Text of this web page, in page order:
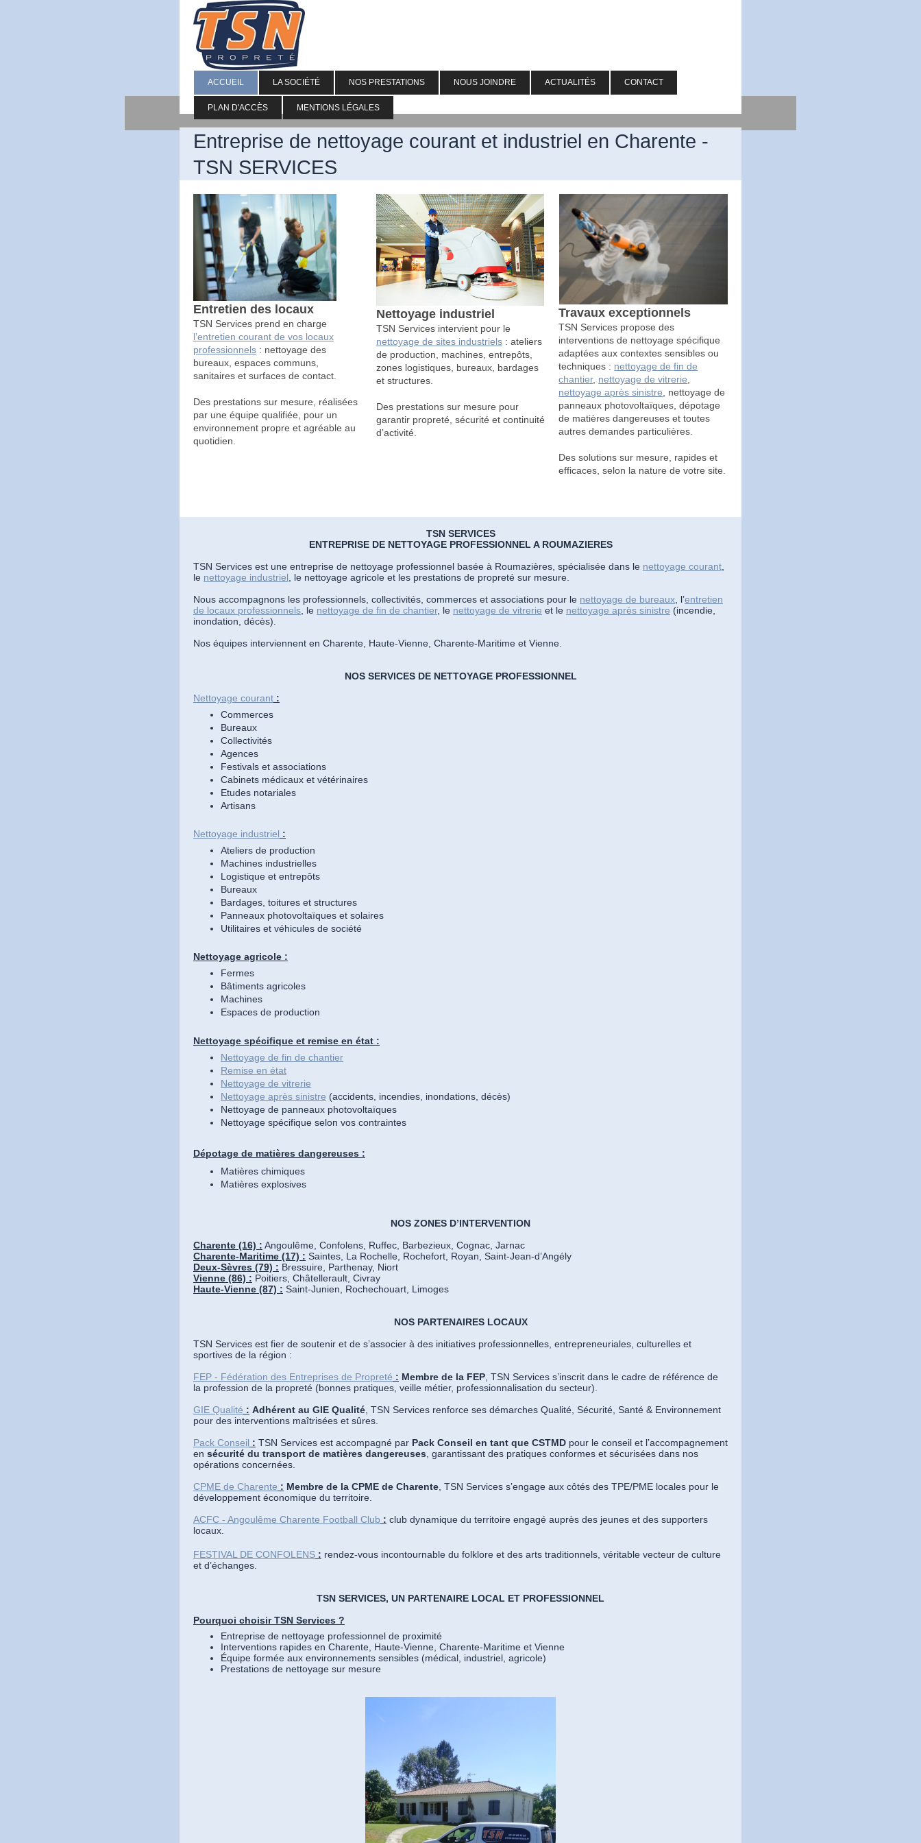
ACCUEIL LA SOCIÉTÉ NOS PRESTATIONS NOUS JOINDRE ACTUALITÉS CONTACT
PLAN D'ACCÈS MENTIONS LÉGALES
Entreprise de nettoyage courant et industriel en Charente -
TSN SERVICES
Entretien des locaux
TSN Services prend en charge
l’entretien courant de vos locaux
professionnels : nettoyage des
bureaux, espaces communs,
sanitaires et surfaces de contact.
Des prestations sur mesure, réalisées
par une équipe qualifiée, pour un
environnement propre et agréable au
quotidien.
Nettoyage industriel
TSN Services intervient pour le
nettoyage de sites industriels: ateliers
de production, machines, entrepôts,
zones logistiques, bureaux, bardages
et structures.
Des prestations sur mesure pour
garantir propreté, sécurité et continuité
d’activité.
Travaux exceptionnels
TSN Services propose des
interventions de nettoyage spécifique
adaptées aux contextes sensibles ou
techniques : nettoyage de fin de
chantier, nettoyage de vitrerie
nettoyage après sinistre , nettoyage de
panneaux photovoltaïques, dépotage
de matières dangereuses et toutes
autres demandes particulières.
Des solutions sur mesure, rapides et
efficaces, selon la nature de votre site.
TSN SERVICES
ENTREPRISE DE NETTOYAGE PROFESSIONNEL A ROUMAZIERES
TSN Services est une entreprise de nettoyage professionnel basée à Roumazières, spécialisée dans le nettoyage courant
le nettoyage industriel , le nettoyage agricole et les prestations de propreté sur mesure.
Nous accompagnons les professionnels, collectivités, commerces et associations pour le nettoyage de bureaux , l’entretien
de locaux professionnels , le nettoyage de fin de chantier, le nettoyage de vitrerie et le nettoyage après sinistre (incendie,
inondation, décès).
Nos équipes interviennent en Charente, Haute-Vienne, Charente-Maritime et Vienne.
NOS SERVICES DE NETTOYAGE PROFESSIONNEL
Nettoyage courant :
Commerces
Bureaux
Collectivités
Agences
Festivals et associations
Cabinets médicaux et vétérinaires
Etudes notariales
Artisans
Nettoyage industriel :
Ateliers de production
Machines industrielles
Logistique et entrepôts
Bureaux
Bardages, toitures et structures
Panneaux photovoltaïques et solaires
Utilitaires et véhicules de société
Nettoyage agricole :
Fermes
Bâtiments agricoles
Machines
Espaces de production
Nettoyage spécifique et remise en état :
Nettoyage de fin de chantier
Remise en état
Nettoyage de vitrerie
Nettoyage après sinistre (accidents, incendies, inondations, décès)
Nettoyage de panneaux photovoltaïques
Nettoyage spécifique selon vos contraintes
Dépotage de matières dangereuses :
Matières chimiques
Matières explosives
NOS ZONES D’INTERVENTION
Charente (16) : Angoulême, Confolens, Ruffec, Barbezieux, Cognac, Jarnac
Charente-Maritime (17) : Saintes, La Rochelle, Rochefort, Royan, Saint-Jean-d’Angély
Deux-Sèvres (79) : Bressuire, Parthenay, Niort
Vienne (86) : Poitiers, Châtellerault, Civray
Haute-Vienne (87) : Saint-Junien, Rochechouart, Limoges
NOS PARTENAIRES LOCAUX
TSN Services est fier de soutenir et de s’associer à des initiatives professionnelles, entrepreneuriales, culturelles et
sportives de la région :
FEP - Fédération des Entreprises de Propreté : Membre de la FEP , TSN Services s’inscrit dans le cadre de référence de
la profession de la propreté (bonnes pratiques, veille métier, professionnalisation du secteur).
GIE Qualité : Adhérent au GIE Qualité , TSN Services renforce ses démarches Qualité, Sécurité, Santé & Environnement
pour des interventions maîtrisées et sûres.
Pack Conseil : TSN Services est accompagné par Pack Conseil en tant que CSTMD pour le conseil et l’accompagnement
en sécurité du transport de matières dangereuses , garantissant des pratiques conformes et sécurisées dans nos
opérations concernées.
CPME de Charente : Membre de la CPME de Charente , TSN Services s’engage aux côtés des TPE/PME locales pour le
développement économique du territoire.
ACFC - Angoulême Charente Football Club : club dynamique du territoire engagé auprès des jeunes et des supporters
locaux.
FESTIVAL DE CONFOLENS : rendez-vous incontournable du folklore et des arts traditionnels, véritable vecteur de culture
et d’échanges.
TSN SERVICES, UN PARTENAIRE LOCAL ET PROFESSIONNEL
Pourquoi choisir TSN Services ?
Entreprise de nettoyage professionnel de proximité
Interventions rapides en Charente, Haute-Vienne, Charente-Maritime et Vienne
Équipe formée aux environnements sensibles (médical, industriel, agricole)
Prestations de nettoyage sur mesure